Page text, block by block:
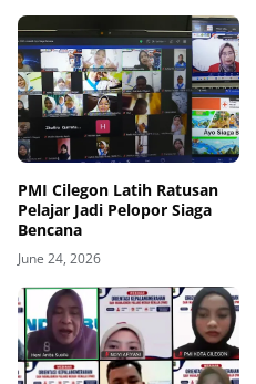
PMI Cilegon Latih Ratusan
Pelajar Jadi Pelopor Siaga
Bencana
June 24, 2026